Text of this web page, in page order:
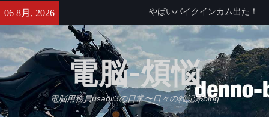
content
06 8月, 2026
せっかくなのでObsidianをもう
少し使ってみる・・・【追記】
と、思ったけどやっぱムリ。
久々にB2さんとラーメンツー
やばいバイクインカム出た！
Daytona Reso Pilot PRO
電脳-煩悩
電脳用務員usadii3の日常〜日々の雑記系blog